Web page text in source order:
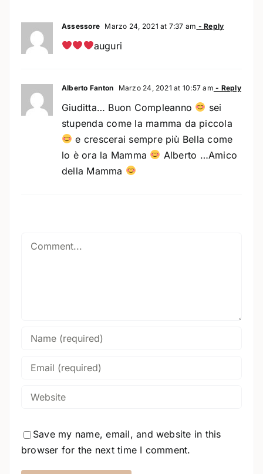
Assessore Marzo 24, 2021 at 7:37 am - Reply
auguri
Alberto Fanton Marzo 24, 2021 at 10:57 am - Reply
Giuditta… Buon Compleanno
sei
stupenda come la mamma da piccola
e crescerai sempre più Bella come
lo è ora la Mamma
Alberto …Amico
della Mamma
Save my name, email, and website in this
browser for the next time I comment.